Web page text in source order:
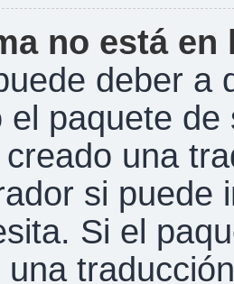
no está
deber a
el paquete
una
si puede
Si el
una